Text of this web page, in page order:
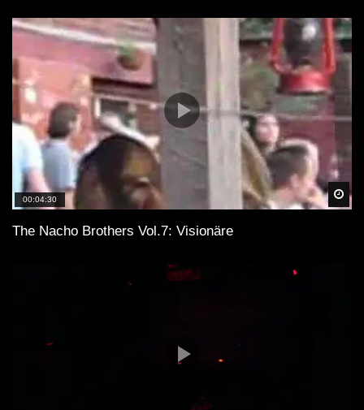
00:04:30
The Nacho Brothers Vol.7: Visionäre